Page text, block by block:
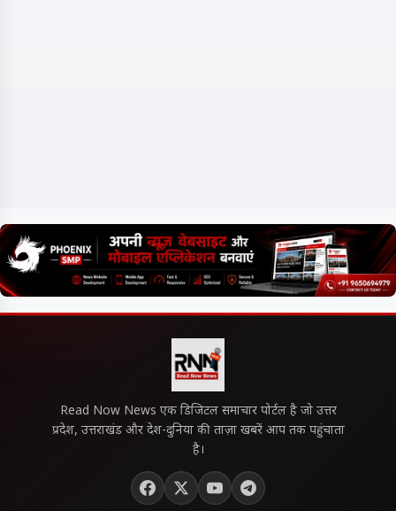
Read Now News एक डिजिटल समाचार पोर्टल है जो उत्तर
प्रदेश, उत्तराखंड और देश-दुनिया की ताज़ा खबरें आप तक पहुंचाता
है।